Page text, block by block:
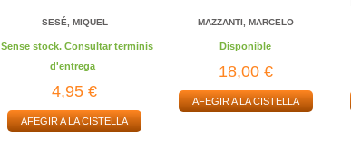
SESÉ, MIQUEL
Sense stock. Consultar terminis
d'entrega
4,95 €
AFEGIR A LA CISTELLA
MAZZANTI, MARCELO
Disponible
18,00 €
AFEGIR A LA CISTELLA